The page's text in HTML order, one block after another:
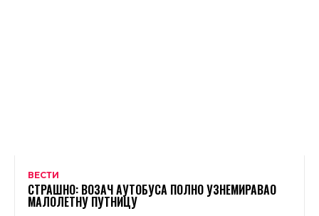
ВЕСТИ
СТРАШНО: ВОЗАЧ АУТОБУСА ПОЛНО УЗНЕМИРАВАО
МАЛОЛЕТНУ ПУТНИЦУ